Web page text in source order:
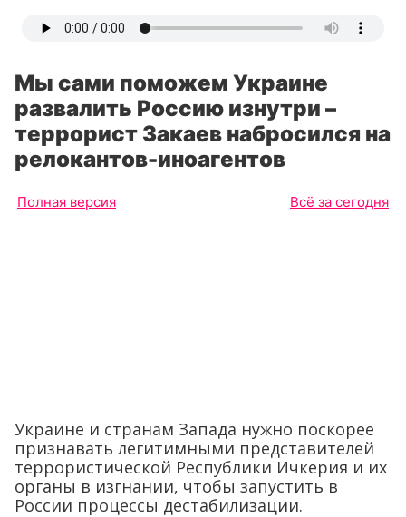
Мы сами поможем Украине
развалить Россию изнутри –
террорист Закаев набросился на
релокантов-иноагентов
Полная версия Всё за сегодня
Украине и странам Запада нужно поскорее
признавать легитимными представителей
террористической Республики Ичкерия и их
органы в изгнании, чтобы запустить в
России процессы дестабилизации.